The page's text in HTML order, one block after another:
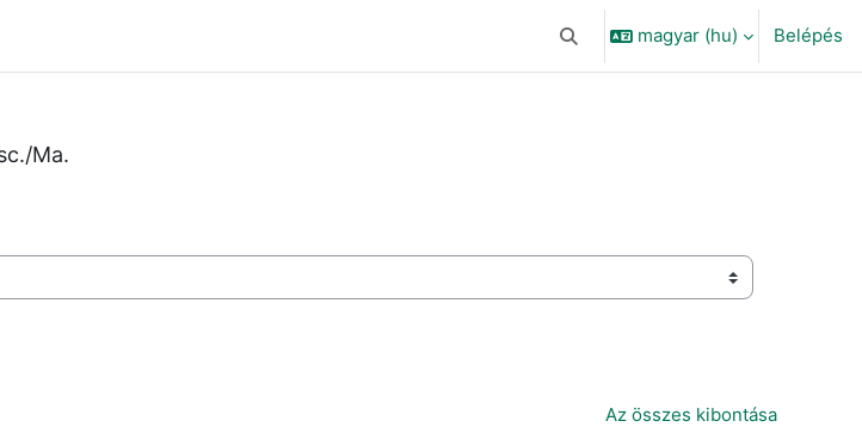
Keresési bemeneti adatok váltása
magyar ‎(hu)‎ Belépés
Ma.
Az összes kibontása